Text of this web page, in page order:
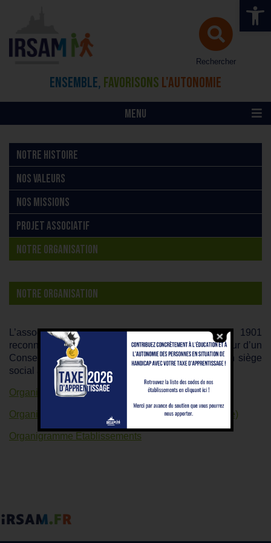
Ouvrir
Rechercher
ENSEMBLE, FAVORISONS L'AUTONOMIE
MENU
NOTRE HISTOIRE
NOS VALEURS
NOS MISSIONS
PROJET ASSOCIATIF
NOTRE ORGANISATION
NOTRE ORGANISATION
L’association IRSAM est une association loi 1901
reconnue d’utilité publique. Elle est organisée autour d’un
Conseil d’Administration, de son Président, et d’un siège
social à Marseille.
Organigramme Conseil d’Administration
Organigramme IRSAM 3 S (Services Supports Siège)
Organigramme Etablissements